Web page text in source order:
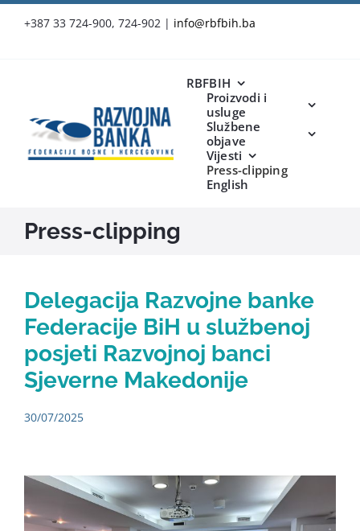
+387 33 724-900, 724-902 | info@rbfbih.ba
RBFBIH
Proizvodi i
usluge
Službene
objave
Vijesti
Press-clipping
English
Press-clipping
Delegacija Razvojne banke
Federacije BiH u službenoj
posjeti Razvojnoj banci
Sjeverne Makedonije
30/07/2025